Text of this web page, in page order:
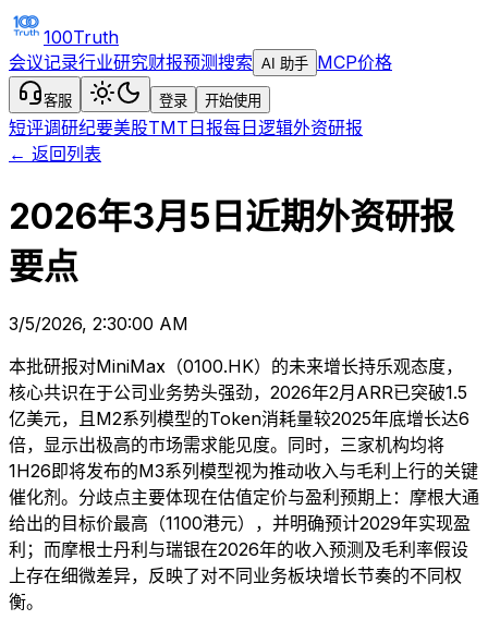
100Truth
会议记录行业研究财报预测搜索 AI 助手 MCP价格
客服 登录 开始使用
短评调研纪要美股TMT日报每日逻辑外资研报
← 返回列表
2026年3月5日近期外资研报
要点
3/5/2026, 2:30:00 AM
本批研报对MiniMax（0100.HK）的未来增长持乐观态度，
核心共识在于公司业务势头强劲，2026年2月ARR已突破1.5
亿美元，且M2系列模型的Token消耗量较2025年底增长达6
倍，显示出极高的市场需求能见度。同时，三家机构均将
1H26即将发布的M3系列模型视为推动收入与毛利上行的关键
催化剂。分歧点主要体现在估值定价与盈利预期上：摩根大通
给出的目标价最高（1100港元），并明确预计2029年实现盈
利；而摩根士丹利与瑞银在2026年的收入预测及毛利率假设
上存在细微差异，反映了对不同业务板块增长节奏的不同权
衡。